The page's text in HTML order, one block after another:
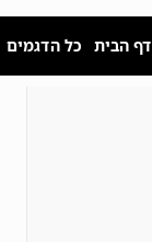
דף הבית כל הדגמים